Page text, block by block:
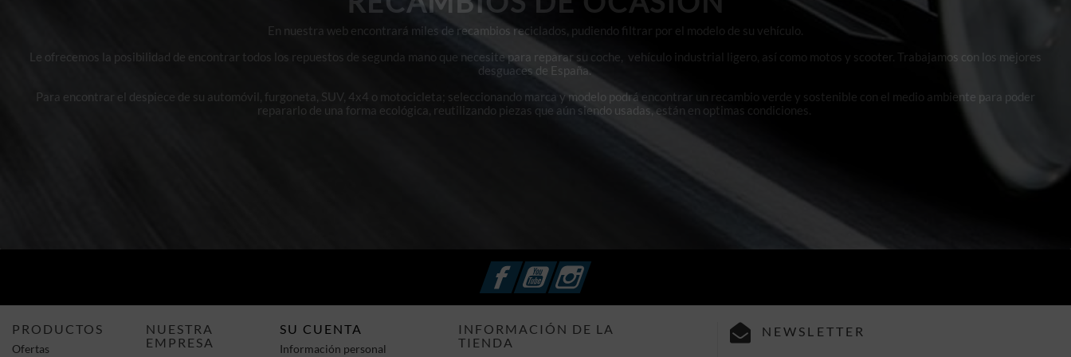
En nuestra web encontrará miles de recambios reciclados, pudiendo filtrar por el modelo de su vehículo.
Le ofrecemos la posibilidad de encontrar todos los repuestos de segunda mano que necesite para reparar su coche, vehículo industrial ligero, así como motos y scooter. Trabajamos con los mejores
desguaces de España.
Para encontrar el despiece de su automóvil, furgoneta, SUV, 4x4 o motocicleta; seleccionando marca y modelo podrá encontrar un recambio verde y sostenible con el medio ambiente para poder
repararlo de una forma ecológica, reutilizando piezas que aún siendo usadas, están en optimas condiciones.
FacebookYouTubeInstagram
PRODUCTOS
Ofertas
NUESTRA
EMPRESA
SU CUENTA
Información personal
INFORMACIÓN DE LA
TIENDA
NEWSLETTER